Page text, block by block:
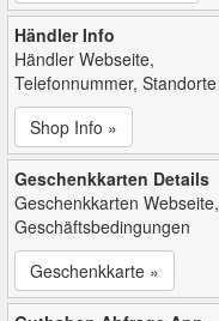
Händler Info
Händler Webseite,
Telefonnummer, Standorte
Shop Info »
Geschenkkarten Details
Geschenkkarten Webseite,
Geschäftsbedingungen
Geschenkkarte »